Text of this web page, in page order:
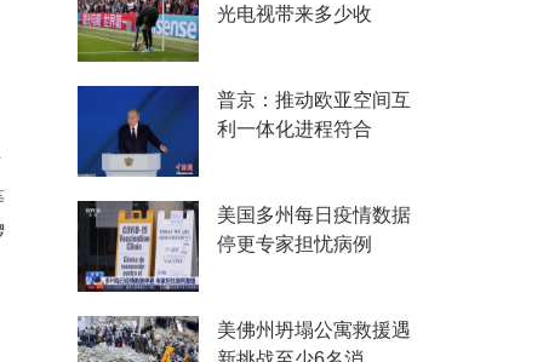
光电视带来多少收
普京：推动欧亚空间互
利一体化进程符合
美国多州每日疫情数据
停更专家担忧病例
美佛州坍塌公寓救援遇